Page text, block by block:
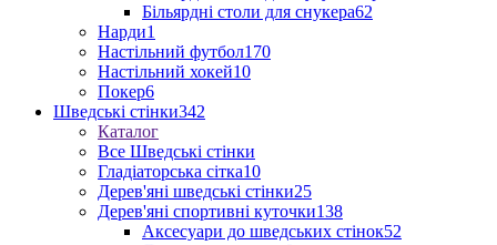
Більярдні столи для снукера62
Нарди1
Настільний футбол170
Настільний хокей10
Покер6
Шведські стінки342
Каталог
Все Шведські стінки
Гладіаторська сітка10
Дерев'яні шведські стінки25
Дерев'яні спортивні куточки138
Аксесуари до шведських стінок52